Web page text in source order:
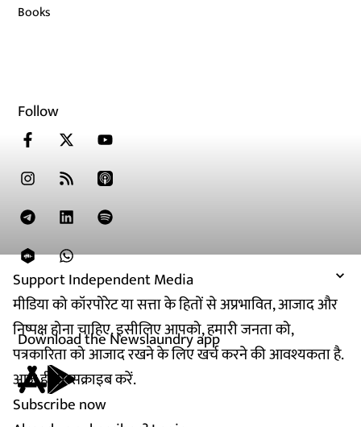
Support Independent Media
मीडिया को कॉरपोरेट या सत्ता के हितों से अप्रभावित, आजाद और
निष्पक्ष होना चाहिए. इसीलिए आपको, हमारी जनता को,
पत्रकारिता को आजाद रखने के लिए खर्च करने की आवश्यकता है.
आज ही सब्सक्राइब करें.
Subscribe now
Books
Follow
Download the Newslaundry app